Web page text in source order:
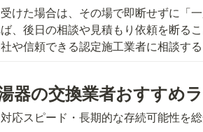
けた場合は、その場で即断せずに「
、後日の相談や見積もり依頼を断る
や信頼できる認定施工業者に相談す
器の交換業者おすすめ
応スピード・長期的な存続可能性を